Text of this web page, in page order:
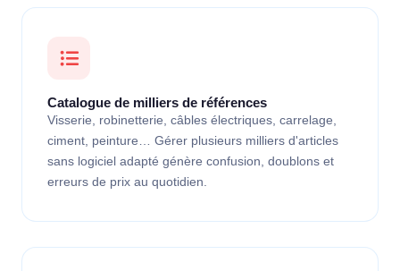
Catalogue de milliers de références
Visserie, robinetterie, câbles électriques, carrelage,
ciment, peinture… Gérer plusieurs milliers d'articles
sans logiciel adapté génère confusion, doublons et
erreurs de prix au quotidien.